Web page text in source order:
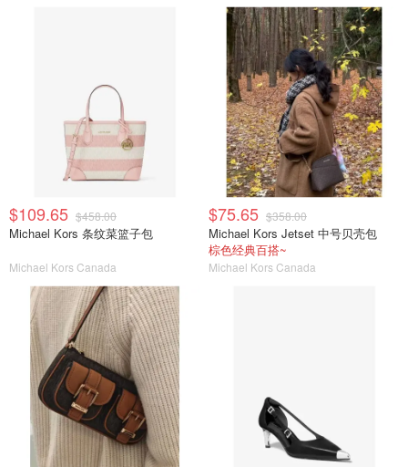
$109.65 $458.00
Michael Kors 条纹菜篮子包
Michael Kors Canada
$75.65 $358.00
Michael Kors Jetset 中号贝壳包
棕色经典百搭~
Michael Kors Canada